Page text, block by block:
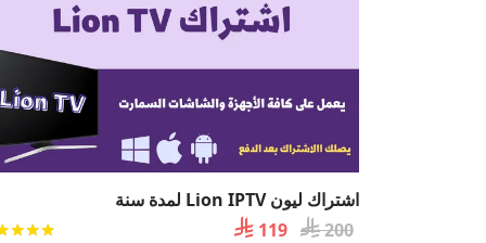
اشتراك ليون Lion IPTV لمدة سنة
200
السعر 119